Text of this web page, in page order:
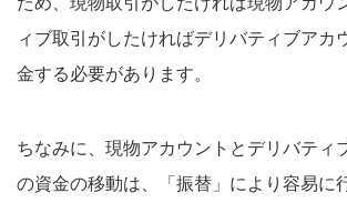
ィブ取引がしたければデリバティブアカ
金する必要があります。
ちなみに、現物アカウントとデリバティ
の資金の移動は、「振替」により容易に